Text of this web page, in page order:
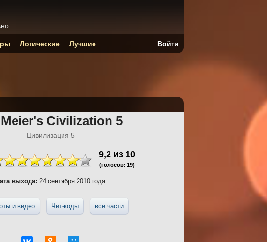
Civilization 5
Цивилизация 5
9,2 из 10
(голосов: 19)
выхода: 24 сентября 2010 года
и видео Чит-коды все части
Логические Лучшие Войти